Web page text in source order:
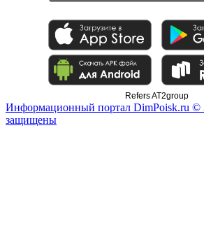
Refers AT2group
Информационный портал DimPoisk.ru ©
защищены